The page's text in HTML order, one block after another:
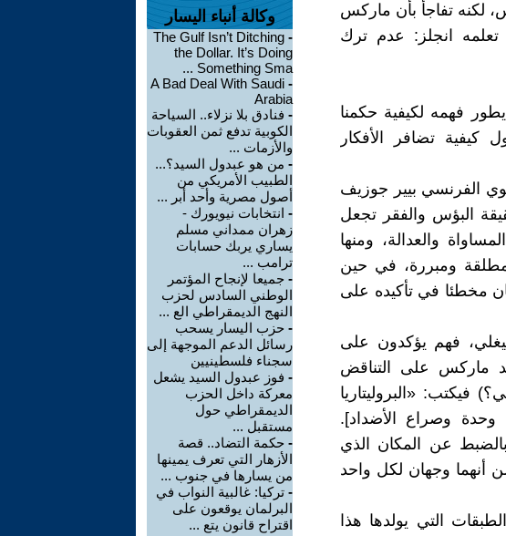
لكنه تفاجأ بأن ماركس
تعلمه انجلز: عدم ترك
فهمه لكيفية حكمنا
كيفية تضافر الأفكار
عن الفوضوي الفرنسي بيير جوزيف
البؤس والفقر تجعل
والعدالة، ومنها
مطلقة ومبررة، في حين
مخطئا في تأكيده على
فهم يؤكدون على
ماركس على التناقض
فيكتب: «البروليتاريا
وحدة وصراع الأضداد].
عن المكان الذي
أنهما وجهان لكل واحد
التي يولدها هذا
وكالة أنباء اليسار
-
The Gulf Isn’t Ditching
the Dollar. It’s Doing
Something Sma ...
-
A Bad Deal With Saudi
Arabia
- فنادق بلا نزلاء.. السياحة
الكوبية تدفع ثمن العقوبات
والأزمات ...
- من هو عبدول السيد؟...
الطبيب الأمريكي من
أصول مصرية وأحد أبر ...
- انتخابات نيويورك -
زهران ممداني مسلم
يساري يربك حسابات
ترامب ...
- جميعا لإنجاح المؤتمر
الوطني السادس لحزب
النهج الديمقراطي الع ...
- حزب اليسار يسحب
رسائل الدعم الموجهة إلى
سجناء فلسطينيين
- فوز عبدول السيد يشعل
معركة داخل الحزب
الديمقراطي حول
مستقبل ...
- حكمة التضاد.. قصة
الأزهار التي تعرف يمينها
من يسارها في جنوب ...
- تركيا: غالبية النواب في
البرلمان يوقعون على
اقتراح قانون يتع ...